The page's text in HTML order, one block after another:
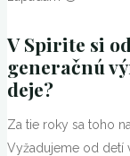
V Spirite si
generačnú
deje?
Za tie roky sa toho
Vyžadujeme od detí